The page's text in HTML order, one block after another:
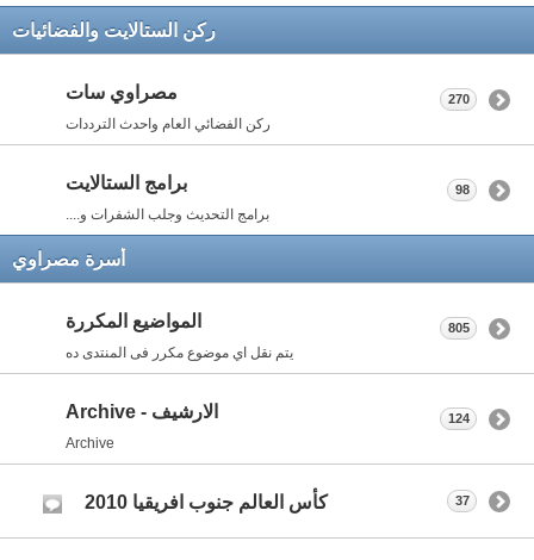
ركن الستالايت والفضائيات
مصراوي سات
ركن الفضائي العام واحدث الترددات
270
برامج الستالايت
برامج التحديث وجلب الشفرات و....
98
أسرة مصراوي
المواضيع المكررة
يتم نقل اي موضوع مكرر فى المنتدى ده
805
الارشيف - Archive
Archive
124
كأس العالم جنوب افريقيا 2010 37